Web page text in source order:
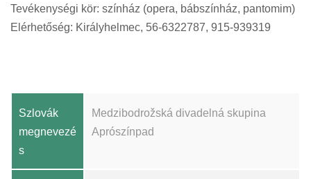
Tevékenységi kör: színház (opera, bábszínház, pantomim)
Elérhetőség: Királyhelmec, 56-6322787, 915-939319
Szlovák
megnevezé
s
Medzibodrožská divadelná skupina
Aprószínpad